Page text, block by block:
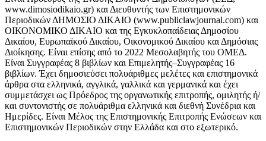
www.dimosiodikaio.gr) και Διευθυντής των Επιστημονικών
Περιοδικών ΔΗΜΟΣΙΟ ΔΙΚΑΙΟ (www.publiclawjournal.com) και
ΟΙΚΟΝΟΜΙΚΟ ΔΙΚΑΙΟ και της Εγκυκλοπαίδειας Δημοσίου
Δικαίου, Ευρωπαϊκού Δικαίου, Οικονομικού Δικαίου και Δημόσιας
Διοίκησης. Είναι επίσης από το 2022 Μεσολαβητής του ΟΜΕΔ.
Είναι Συγγραφέας 8 βιβλίων και Επιμελητής–Συγγραφέας 16
βιβλίων. Έχει δημοσιεύσει πολυάριθμες μελέτες και επιστημονικά
άρθρα στα ελληνικά, αγγλικά, γαλλικά και γερμανικά και έχει
συμμετάσχει ως Πρόεδρος της οργανωτικής επιτροπής, ομιλητής ή/
και συντονιστής σε πολυάριθμα ελληνικά και διεθνή Συνέδρια και
Ημερίδες. Είναι Μέλος της Επιστημονικής Επιτροπής Ενώσεων και
Επιστημονικών Περιοδικών στην Ελλάδα και στο εξωτερικό.